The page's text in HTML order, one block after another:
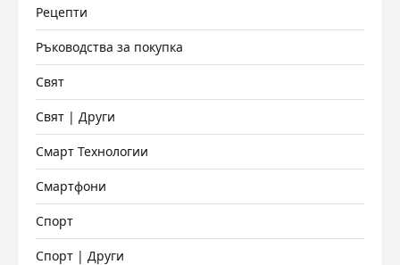
Рецепти
Ръководства за покупка
Свят
Свят | Други
Смарт Технологии
Смартфони
Спорт
Спорт | Други